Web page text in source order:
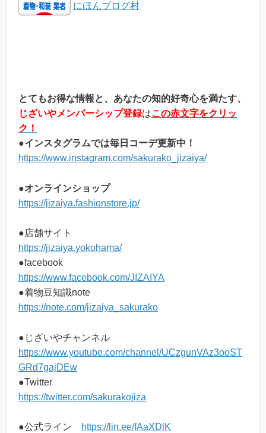
にほんブログ村
とてもお得な情報と、あなたの知的好奇心を満たす、
じざいやメンバーシップ登録はこの赤文字をクリッ
ク！
●インスタグラムでは毎日コーデ更新中！
https://www.instagram.com/sakurako_jizaiya/
●オンラインショップ
https://jizaiya.fashionstore.jp/
●店舗サイト
https://jizaiya.yokohama/
●facebook
https://www.facebook.com/JIZAIYA
●着物豆知識note
https://note.com/jizaiya_sakurako
●じざいやチャンネル
https://www.youtube.com/channel/UCzgunVAz3ooST
GRd7gajDEw
●Twitter
https://twitter.com/sakurakojiza
●公式ライン https://lin.ee/fAaXDlK